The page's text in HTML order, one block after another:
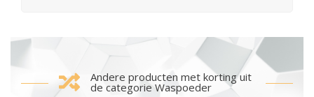
Andere producten met korting uit
de categorie Waspoeder